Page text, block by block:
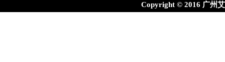
Copyright © 2016 广州